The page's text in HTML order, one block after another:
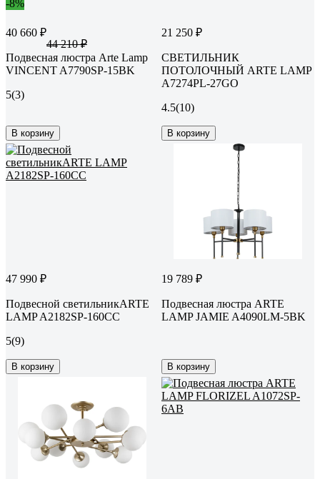
-8%
40 660 ₽
44 210 ₽
Подвесная люстра Arte Lamp
VINCENT A7790SP-15BK
5(3)
В корзину
21 250 ₽
СВЕТИЛЬНИК
ПОТОЛОЧНЫЙ ARTE LAMP
A7274PL-27GO
4.5(10)
В корзину
47 990 ₽
Подвесной светильникARTE
LAMP A2182SP-160CC
5(9)
В корзину
19 789 ₽
Подвесная люстра ARTE
LAMP JAMIE A4090LM-5BK
В корзину